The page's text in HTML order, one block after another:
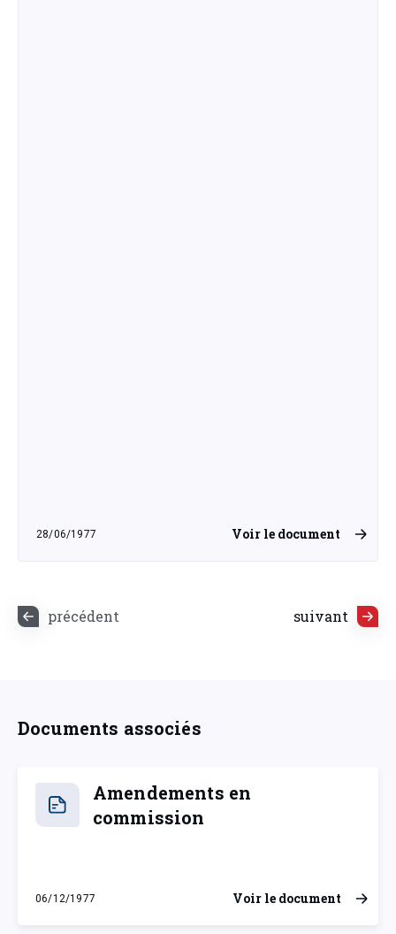
28/06/1977
mardi 28 juin 1977
Voir le document
précédent suivant
Documents associés
Amendements en
commission
06/12/1977
mardi 6 décembre 1977
Voir le document